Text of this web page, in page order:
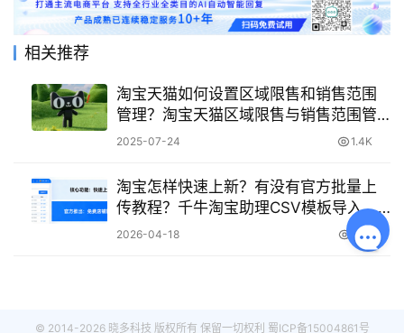
相关推荐
淘宝天猫如何设置区域限售和销售范围
管理？淘宝天猫区域限售与销售范围管
理全攻略：精准定位用户提升转化率！
2025-07-24 1.4K
淘宝怎样快速上新？有没有官方批量上
传教程？千牛淘宝助理CSV模板导入，
三步搞定批量发布，实现效率翻倍！
2026-04-18 1.7K
© 2014-2026 晓多科技 版权所有 保留一切权利 蜀ICP备15004861号